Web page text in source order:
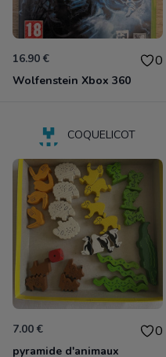
16.90 € 0
Wolfenstein Xbox 360
COQUELICOT
7.00 € 0
pyramide d'animaux